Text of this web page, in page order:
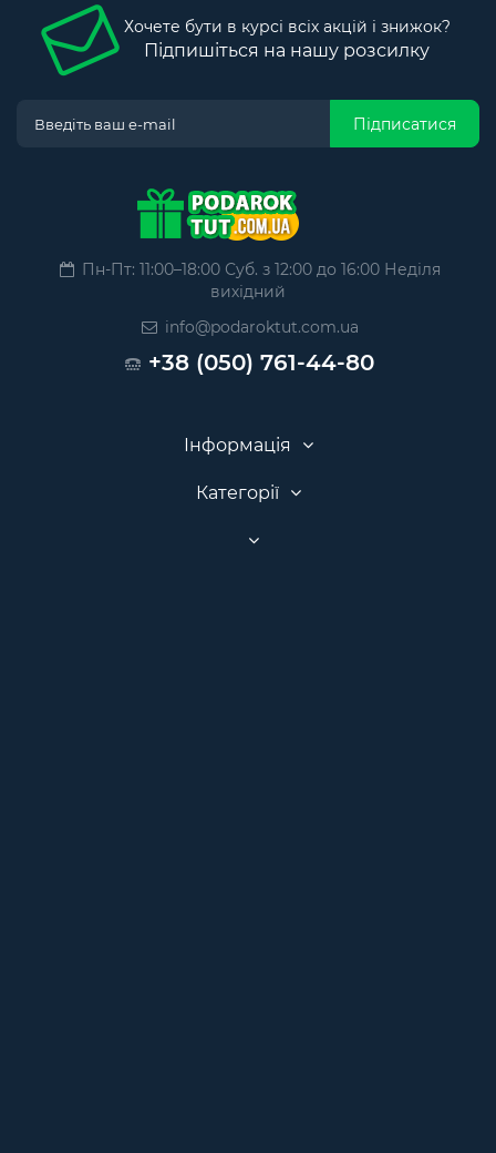
Хочете бути в курсі всіх акцій і знижок?
Підпишіться на нашу розсилку
Підписатися
Пн-Пт: 11:00–18:00 Суб. з 12:00 до 16:00 Неділя
вихідний
info@podaroktut.com.ua
+38 (050) 761-44-80
Інформація
Категорії